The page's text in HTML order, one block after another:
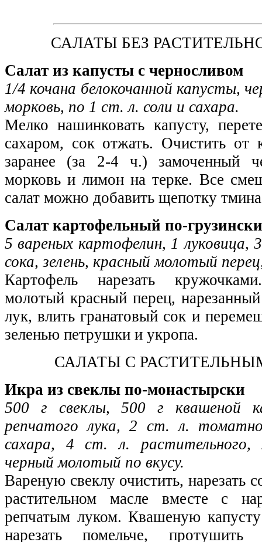
САЛАТЫ БЕЗ
Салат из капусты с черносливом
1/4 кочана белокочанной капусты,
морковь, по 1 ст. л. соли и сахара.
Мелко нашинковать капусту,
сахаром, сок отжать. Очистить от
заранее (за 2-4 ч.) замоченный
морковь и лимон на терке. Все
салат можно добавить щепотку
Салат картофельный по-грузински
5 вaреных картофелин, 1 луковица,
сока, зелень, красный молотый
Картофель нарезать
молотый красный перец,
лук, влить гранатовый сок и
зеленью петрушки и укропа.
САЛАТЫ С
Икра из свеклы по-монастырски
500 г свеклы, 500 г квашеной
репчатого лука, 2 ст. л.
сахара, 4 ст. л. растительного,
черный молотый по вкусу.
Вареную свеклу очистить, нарезать
растительном масле вместе с
репчатым луком. Квашеную
нарезать помельче,